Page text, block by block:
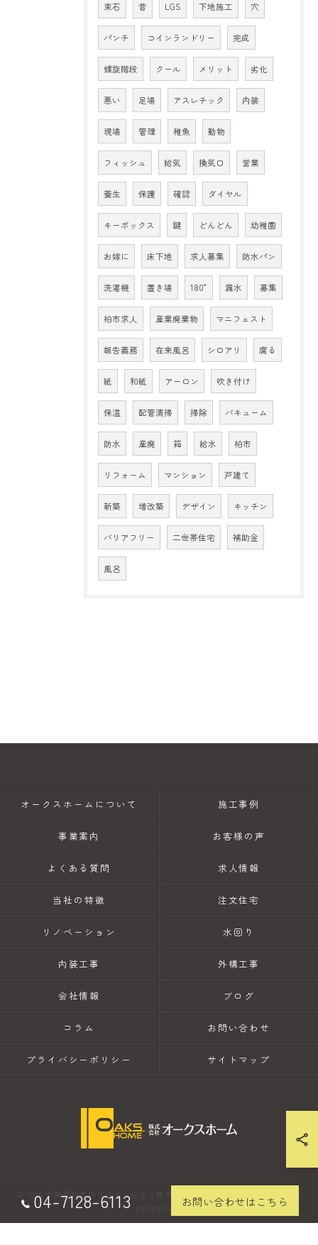
束石 昔 LGS 下地施工 穴
パンチ コインランドリー 完成
螺旋階段 クール メリット 劣化
悪い 足場 アスレチック 内装
現場 管理 稚魚 動物
フィッシュ 給気 換気口 営業
養生 保護 確認 ダイヤル
キーボックス 鍵 どんどん 幼稚園
お嫁に 床下地 求人募集 防水パン
洗濯機 置き場 180° 漏水 募集
柏市求人 産業廃棄物 マニフェスト
報告義務 在来風呂 シロアリ 腐る
紙 和紙 アーロン 吹き付け
保温 配管清掃 掃除 バキューム
防水 産廃 箱 給水 柏市
リフォーム マンション 戸建て
新築 増改築 デザイン キッチン
バリアフリー 二世帯住宅 補助金
風呂
04-7128-6113 お問い合わせはこちら
オークスホームについて 施工事例
事業案内 お客様の声
よくある質問 求人情報
当社の特徴 注文住宅
リノベーション 水回り
内装工事 外構工事
会社情報 ブログ
コラム お問い合わせ
プライバシーポリシー サイトマップ
© 2026 千葉県柏市のリフォームなら株式会社オークスホーム ALL RIGHTS